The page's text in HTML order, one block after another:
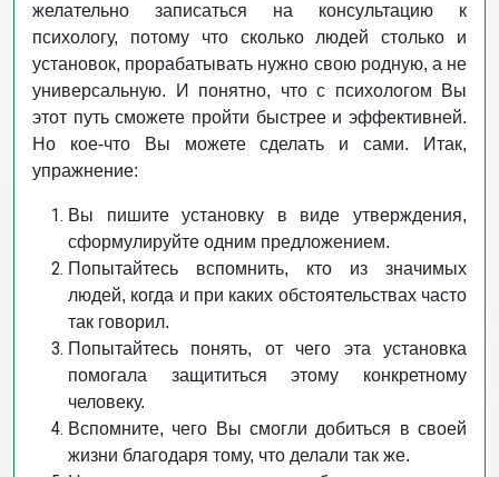
желательно записаться на консультацию к
психологу, потому что сколько людей столько и
установок, прорабатывать нужно свою родную, а не
универсальную. И понятно, что с психологом Вы
этот путь сможете пройти быстрее и эффективней.
Но кое-что Вы можете сделать и сами. Итак,
упражнение:
Вы пишите установку в виде утверждения,
сформулируйте одним предложением.
Попытайтесь вспомнить, кто из значимых
людей, когда и при каких обстоятельствах часто
так говорил.
Попытайтесь понять, от чего эта установка
помогала защититься этому конкретному
человеку.
Вспомните, чего Вы смогли добиться в своей
жизни благодаря тому, что делали так же.